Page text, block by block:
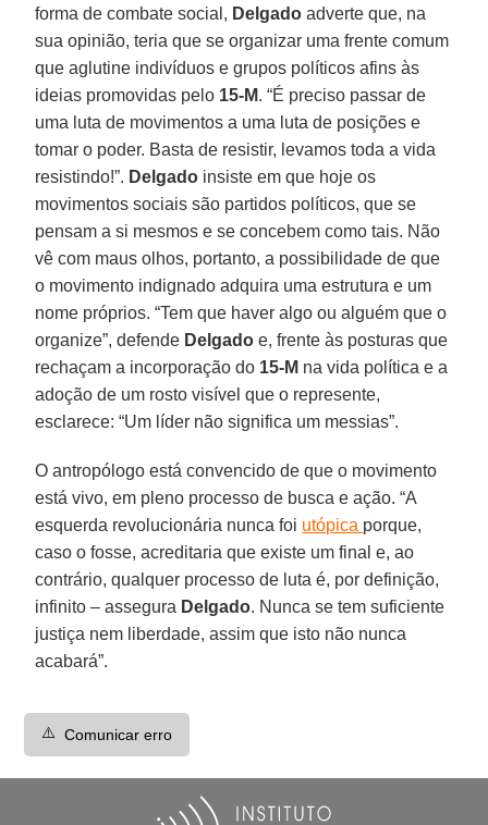
forma de combate social, Delgado adverte que, na
sua opinião, teria que se organizar uma frente comum
que aglutine indivíduos e grupos políticos afins às
ideias promovidas pelo 15-M. “É preciso passar de
uma luta de movimentos a uma luta de posições e
tomar o poder. Basta de resistir, levamos toda a vida
resistindo!”. Delgado insiste em que hoje os
movimentos sociais são partidos políticos, que se
pensam a si mesmos e se concebem como tais. Não
vê com maus olhos, portanto, a possibilidade de que
o movimento indignado adquira uma estrutura e um
nome próprios. “Tem que haver algo ou alguém que o
organize”, defende Delgado e, frente às posturas que
rechaçam a incorporação do 15-M na vida política e a
adoção de um rosto visível que o represente,
esclarece: “Um líder não significa um messias”.
O antropólogo está convencido de que o movimento
está vivo, em pleno processo de busca e ação. “A
esquerda revolucionária nunca foi utópica porque,
caso o fosse, acreditaria que existe um final e, ao
contrário, qualquer processo de luta é, por definição,
infinito – assegura Delgado. Nunca se tem suficiente
justiça nem liberdade, assim que isto não nunca
acabará”.
⚠️ Comunicar erro